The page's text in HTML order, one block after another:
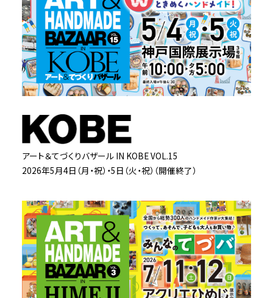
アート＆てづくりバザール IN KOBE VOL.15
2026年5月4日（月・祝）・5日（火・祝）（開催終了）